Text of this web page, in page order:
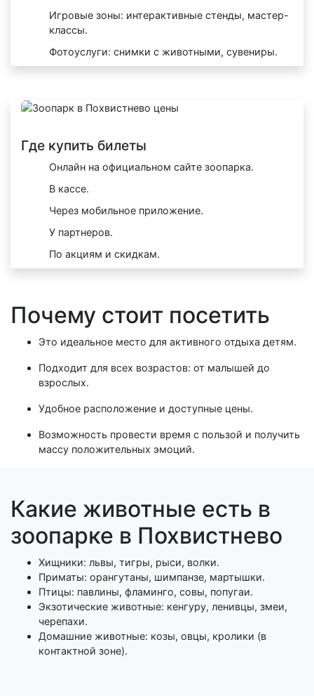
Игровые зоны: интерактивные стенды, мастер-
классы.
Фотоуслуги: снимки с животными, сувениры.
Где купить билеты
Онлайн на официальном сайте зоопарка.
В кассе.
Через мобильное приложение.
У партнеров.
По акциям и скидкам.
Почему стоит посетить
Это идеальное место для активного отдыха детям.
Подходит для всех возрастов: от малышей до
взрослых.
Удобное расположение и доступные цены.
Возможность провести время с пользой и получить
массу положительных эмоций.
Какие животные есть в
зоопарке в Похвистнево
Хищники: львы, тигры, рыси, волки.
Приматы: орангутаны, шимпанзе, мартышки.
Птицы: павлины, фламинго, совы, попугаи.
Экзотические животные: кенгуру, ленивцы, змеи,
черепахи.
Домашние животные: козы, овцы, кролики (в
контактной зоне).